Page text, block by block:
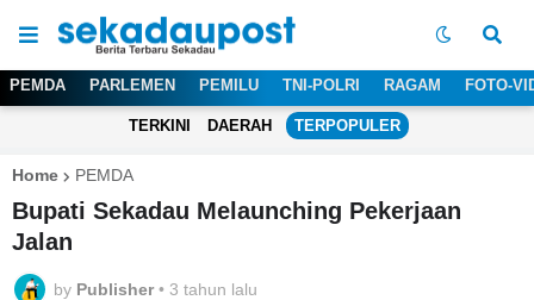
PEMDA PARLEMEN PEMILU TNI-POLRI RAGAM FOTO-
TERKINI DAERAH TERPOPULER
Home PEMDA
Bupati Sekadau Melaunching Pekerjaan
Jalan
by Publisher • 3 tahun lalu